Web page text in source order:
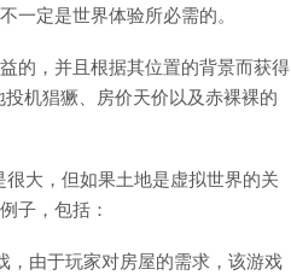
一定是世界体验所必需的。
的，并且根据其位置的背景而获得
机猖獗、房价天价以及赤裸裸的
大，但如果土地是虚拟世界的关
子，包括：
由于玩家对房屋的需求，该游戏